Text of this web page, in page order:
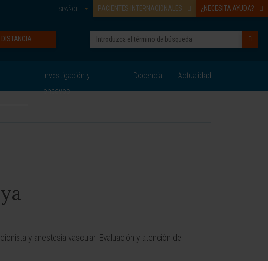
PACIENTES INTERNACIONALES ¿NECESITA AYUDA?
ESPAÑOL
Investigación y
ensayos
Docencia Actualidad
y anestesia vascular. Evaluación y atención de